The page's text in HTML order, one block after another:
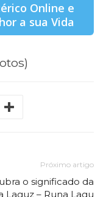
Online e
a sua Vida
Próximo artigo
o significado da
Laguz – Runa Lagu